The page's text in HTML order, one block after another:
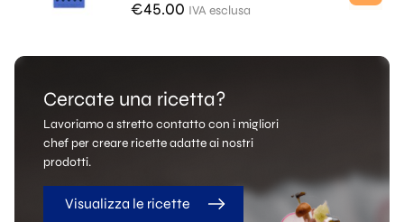
€45.00 IVA esclusa
Cercate una ricetta?
Lavoriamo a stretto contatto con i migliori
chef per creare ricette adatte ai nostri
prodotti.
Visualizza le ricette